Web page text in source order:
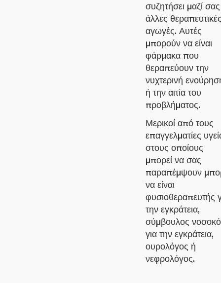
συζητήσει μαζί σας
άλλες
αγωγές. Αυτές
μπορούν να είναι
φάρμακα που
θεραπεύουν την
νυχτερινή
ή την αιτία του
προβλήματος.
Μερικοί από τους
επαγγελματίες
στους οποίους
μπορεί να σας
παραπέμψουν
να είναι
φυσιοθεραπευτής
την εγκράτεια,
σύμβουλος
για την εγκράτεια,
ουρολόγος ή
νεφρολόγος.